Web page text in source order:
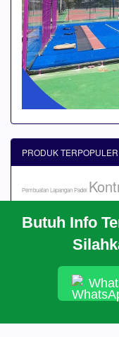
Butuh Info
PRODUK TERPOPULER
Pembuatan Lapangan Padel
CARA PESAN
HUBUNGI KAMI
© 2026 https://